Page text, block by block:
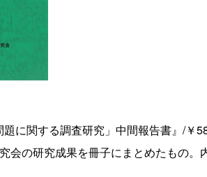
に関する調査研究」中間報告書』/￥
会の研究成果を冊子にまとめたもの。